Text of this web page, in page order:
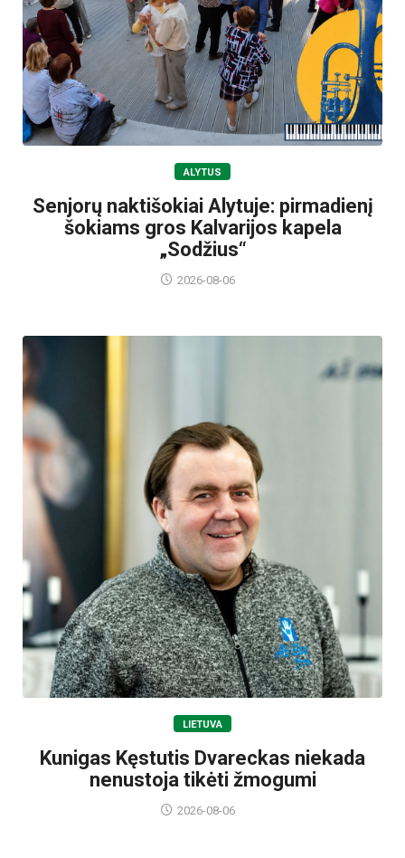
ALYTUS
Senjorų naktišokiai Alytuje: pirmadienį
šokiams gros Kalvarijos kapela
„Sodžius“
2026-08-06
LIETUVA
Kunigas Kęstutis Dvareckas niekada
nenustoja tikėti žmogumi
2026-08-06